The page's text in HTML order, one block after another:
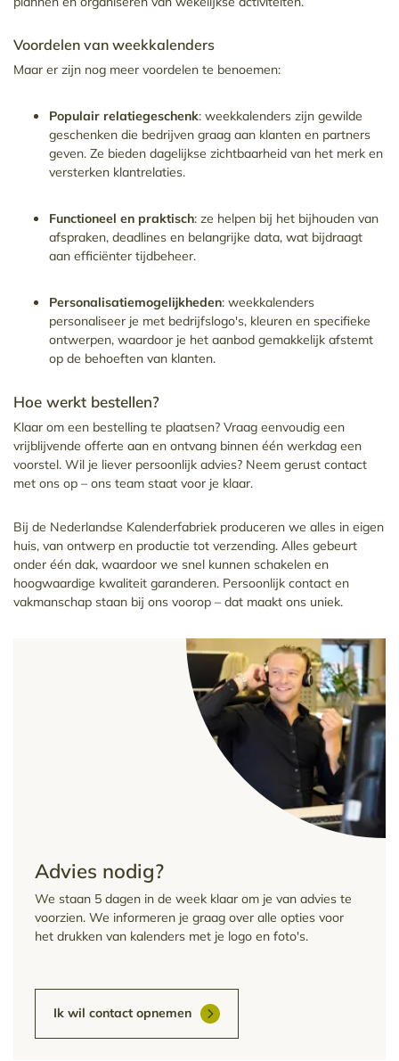
Voordelen van weekkalenders
Maar er zijn nog meer voordelen te benoemen:
Populair relatiegeschenk: weekkalenders zijn gewilde
geschenken die bedrijven graag aan klanten en partners
geven. Ze bieden dagelijkse zichtbaarheid van het merk en
versterken klantrelaties.
Functioneel en praktisch: ze helpen bij het bijhouden van
afspraken, deadlines en belangrijke data, wat bijdraagt
aan efficiënter tijdbeheer.
Personalisatiemogelijkheden: weekkalenders
personaliseer je met bedrijfslogo's, kleuren en specifieke
ontwerpen, waardoor je het aanbod gemakkelijk afstemt
op de behoeften van klanten.
Hoe werkt bestellen?
Klaar om een bestelling te plaatsen? Vraag eenvoudig een
vrijblijvende offerte aan en ontvang binnen één werkdag een
voorstel. Wil je liever persoonlijk advies? Neem gerust contact
met ons op – ons team staat voor je klaar.
Bij de Nederlandse Kalenderfabriek produceren we alles in eigen
huis, van ontwerp en productie tot verzending. Alles gebeurt
onder één dak, waardoor we snel kunnen schakelen en
hoogwaardige kwaliteit garanderen. Persoonlijk contact en
vakmanschap staan bij ons voorop – dat maakt ons uniek.
Advies nodig?
We staan 5 dagen in de week klaar om je van advies te
voorzien. We informeren je graag over alle opties voor
het drukken van kalenders met je logo en foto's.
Ik wil contact opnemen